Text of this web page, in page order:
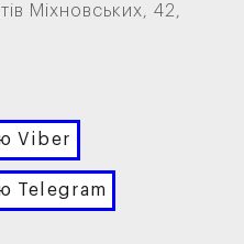
Міхновських, 42,
Viber
Telegram